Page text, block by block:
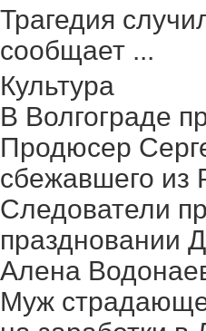
Трагедия
сообщает ...
Культура
В Волгограде
Продюсер
сбежавшего
Следователи
праздновании
Алена
Муж